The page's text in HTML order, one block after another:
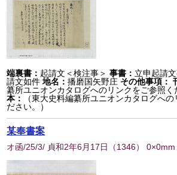
端裏書： 起請文＜検注事＞ 事書： 立申起請
請文如件 地名：播磨国矢野庄 その他事項：
纂所ユニオンカタログへのリンクをご参照く
本：
（東大史料編纂所ユニオンカタログへの
ださい。）
某奉書案
オ函/25/3/ 貞和2年6月17日 （1346） 0×0mm